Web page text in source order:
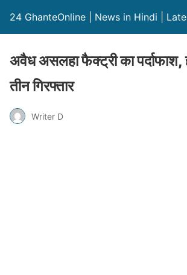
24 GhanteOnline | News in Hindi |
अवैध असलहा फैक्ट्री का पर्दाफाश,
तीन गिरफ्तार
Writer D